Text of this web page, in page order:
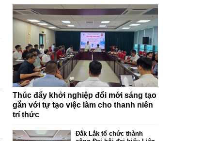
Thúc đẩy khởi nghiệp đổi mới sáng tạo
gắn với tự tạo việc làm cho thanh niên
trí thức
Đắk Lắk tổ chức thành